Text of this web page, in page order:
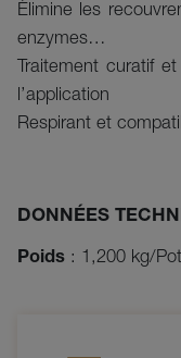
Élimine les
enzymes…
Traitement curatif
l’application
Respirant et
DONNÉES
Poids : 1,200 kg/